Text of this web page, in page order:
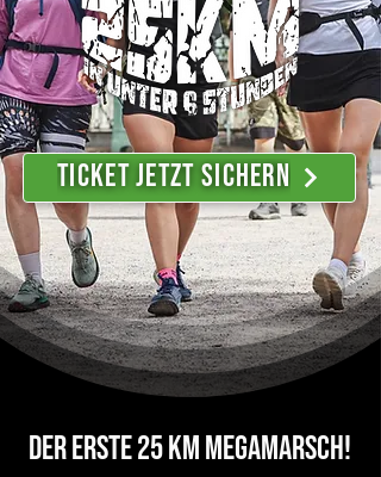
Ticket jetzt sichern
DER ERSTE 25 KM MEGAMARSCH!